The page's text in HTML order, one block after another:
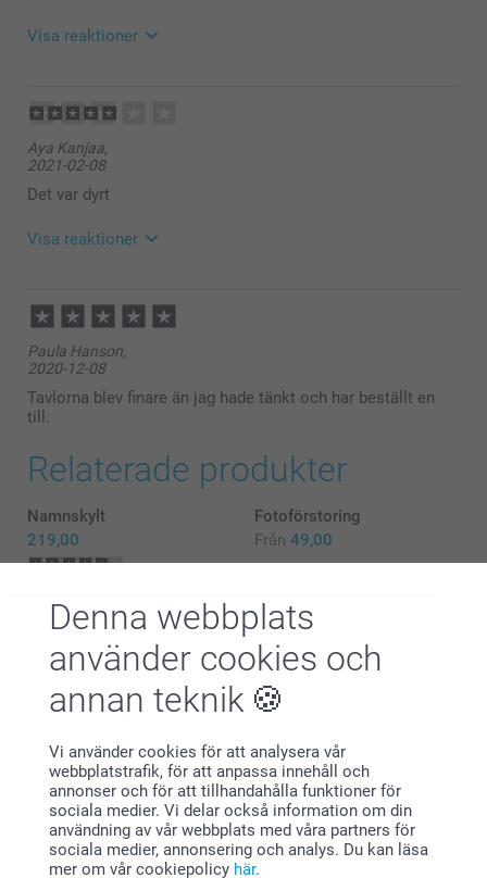
Denna webbplats
använder cookies och
annan teknik
Vi använder cookies för att analysera vår
webbplatstrafik, för att anpassa innehåll och
annonser och för att tillhandahålla funktioner för
sociala medier. Vi delar också information om din
användning av vår webbplats med våra partners för
sociala medier, annonsering och analys. Du kan läsa
mer om vår cookiepolicy här.
Visa reaktioner
10:27
Tusen tack för detta fina omdöme av vårt aluminium
kakel. En kul detalj att inreda med.
Vi är så glada över att du är kund hos oss. :)
Varma hälsningar,
Johanna, Smartphoto
Aya Kanjaa,
2021-02-08
Det var dyrt
Visa reaktioner
14:16
Hej Aya
Tack för att du har tagit dig tid att ge oss feedback
angående priset av våra aluminiumkakel.
produkt inte är riktigt så som du har förväntat dig, så
ska vi kika på om något har blivit fel i tillverkningen
hos oss. Du når oss via mail:
kundservice@smartphoto.se eller per telefon 0525-
17000.
Varma hälsningar,
Johanna, Smartphoto
Paula Hanson,
2020-12-08
Tavlorna blev finare än jag hade tänkt och har beställt en
till.
Relaterade produkter
Namnskylt
219,00
Fotoförstoring
Från 49,00
Canvastavlor
Mer än 10 varianter
Från 199,00
(577 omdömen)
Aluminiumtavla
Mer än 10 varianter
Från 309,00
(45 omdömen)
Varförsmartphoto?